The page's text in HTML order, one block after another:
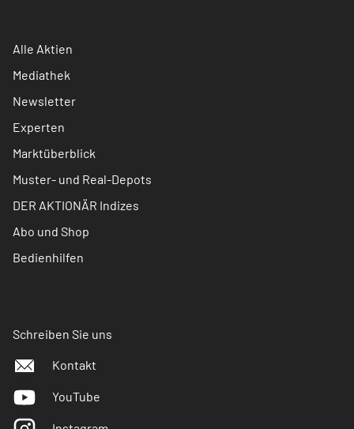
Alle Aktien
Mediathek
Newsletter
Experten
Marktüberblick
Muster- und Real-Depots
DER AKTIONÄR Indizes
Abo und Shop
Bedienhilfen
Schreiben Sie uns
Kontakt
YouTube